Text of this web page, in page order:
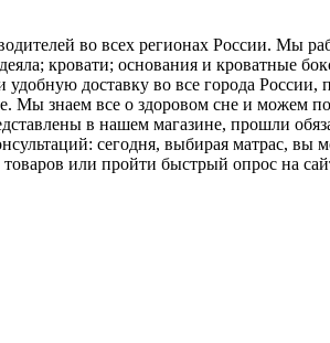
во всех регионах России. Мы
кровати; основания и кроватные
доставку во все города России,
Мы знаем все о здоровом сне и можем
в нашем магазине, прошли
сегодня, выбирая матрас, вы
или пройти быстрый опрос на